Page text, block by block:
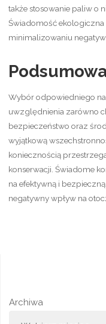
także stosowanie paliw o
Świadomość
minimalizowaniu
Wybór odpowiedniego
uwzględnienia zarówno
bezpieczeństwo oraz
wyjątkową
koniecznością
konserwacji. Świadome
na efektywną i
negatywny wpływ na
Archiwa